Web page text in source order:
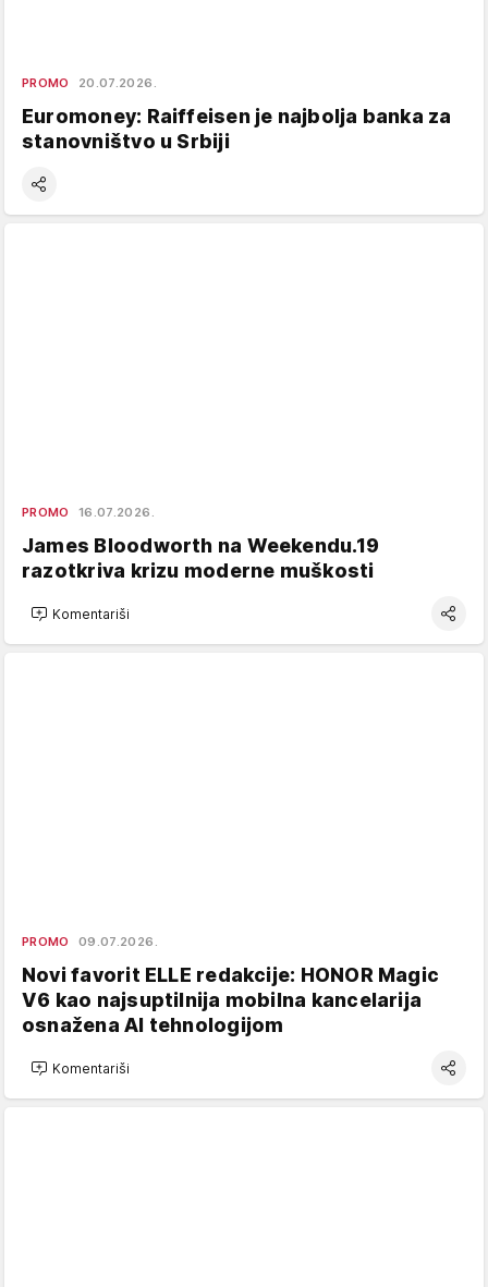
PROMO 20.07.2026.
Euromoney: Raiffeisen je najbolja banka za
stanovništvo u Srbiji
PROMO 16.07.2026.
James Bloodworth na Weekendu.19
razotkriva krizu moderne muškosti
Komentariši
PROMO 09.07.2026.
Novi favorit ELLE redakcije: HONOR Magic
V6 kao najsuptilnija mobilna kancelarija
osnažena AI tehnologijom
Komentariši